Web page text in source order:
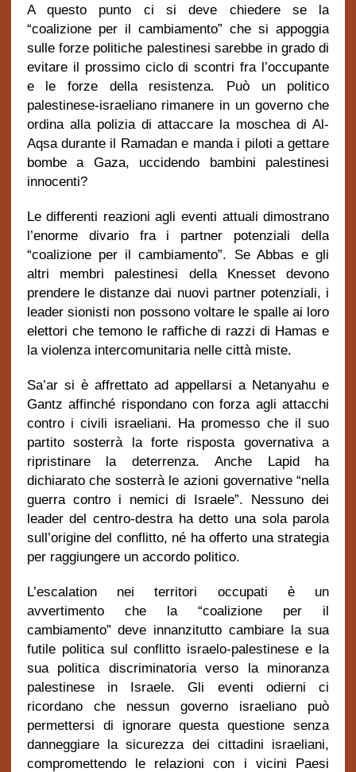
A questo punto ci si deve chiedere se la
“coalizione per il cambiamento” che si appoggia
sulle forze politiche palestinesi sarebbe in grado di
evitare il prossimo ciclo di scontri fra l’occupante
e le forze della resistenza. Può un politico
palestinese-israeliano rimanere in un governo che
ordina alla polizia di attaccare la moschea di Al-
Aqsa durante il Ramadan e manda i piloti a gettare
bombe a Gaza, uccidendo bambini palestinesi
innocenti?
Le differenti reazioni agli eventi attuali dimostrano
l’enorme divario fra i partner potenziali della
“coalizione per il cambiamento”. Se Abbas e gli
altri membri palestinesi della Knesset devono
prendere le distanze dai nuovi partner potenziali, i
leader sionisti non possono voltare le spalle ai loro
elettori che temono le raffiche di razzi di Hamas e
la violenza intercomunitaria nelle città miste.
Sa’ar si è affrettato ad appellarsi a Netanyahu e
Gantz affinché rispondano con forza agli attacchi
contro i civili israeliani. Ha promesso che il suo
partito sosterrà la forte risposta governativa a
ripristinare la deterrenza. Anche Lapid ha
dichiarato che sosterrà le azioni governative “nella
guerra contro i nemici di Israele”. Nessuno dei
leader del centro-destra ha detto una sola parola
sull’origine del conflitto, né ha offerto una strategia
per raggiungere un accordo politico.
L’escalation nei territori occupati è un
avvertimento che la “coalizione per il
cambiamento” deve innanzitutto cambiare la sua
futile politica sul conflitto israelo-palestinese e la
sua politica discriminatoria verso la minoranza
palestinese in Israele. Gli eventi odierni ci
ricordano che nessun governo israeliano può
permettersi di ignorare questa questione senza
danneggiare la sicurezza dei cittadini israeliani,
compromettendo le relazioni con i vicini Paesi